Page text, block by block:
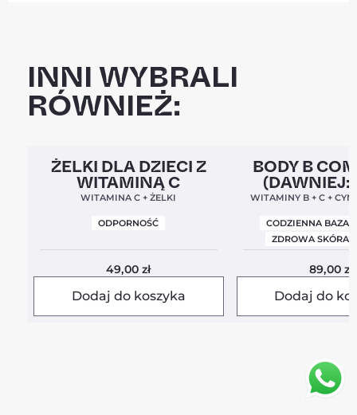
INNI WYBRALI
RÓWNIEŻ:
Clean Label 5,0
ŻELKI DLA DZIECI Z
WITAMINĄ C
WITAMINA C + ŻELKI
ODPORNOŚĆ
49,00zł
Dodaj do koszyka
Clean Label Nowa
BODY B
(DAWNIEJ:
WITAMINY B + C +
CODZIENNA BAZA
ZDROWA SKÓRA I
89,00zł
Dodaj do